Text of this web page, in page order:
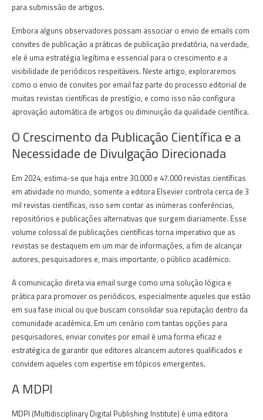
para submissão de artigos.
Embora alguns observadores possam associar o envio de emails com
convites de publicação a práticas de publicação predatória, na verdade,
ele é uma estratégia legítima e essencial para o crescimento e a
visibilidade de periódicos respeitáveis. Neste artigo, exploraremos
como o envio de convites por email faz parte do processo editorial de
muitas revistas científicas de prestígio, e como isso não configura
aprovação automática de artigos ou diminuição da qualidade científica.
O Crescimento da Publicação Científica e a
Necessidade de Divulgação Direcionada
Em 2024, estima-se que haja entre 30.000 e 47.000 revistas científicas
em atividade no mundo, somente a editora Elsevier controla cerca de 3
mil revistas científicas, isso sem contar as inúmeras conferências,
repositórios e publicações alternativas que surgem diariamente. Esse
volume colossal de publicações científicas torna imperativo que as
revistas se destaquem em um mar de informações, a fim de alcançar
autores, pesquisadores e, mais importante, o público acadêmico.
A comunicação direta via email surge como uma solução lógica e
prática para promover os periódicos, especialmente aqueles que estão
em sua fase inicial ou que buscam consolidar sua reputação dentro da
comunidade acadêmica. Em um cenário com tantas opções para
pesquisadores, enviar convites por email é uma forma eficaz e
estratégica de garantir que editores alcancem autores qualificados e
convidem aqueles com expertise em tópicos emergentes.
A MDPI
MDPI (Multidisciplinary Digital Publishing Institute) é uma editora